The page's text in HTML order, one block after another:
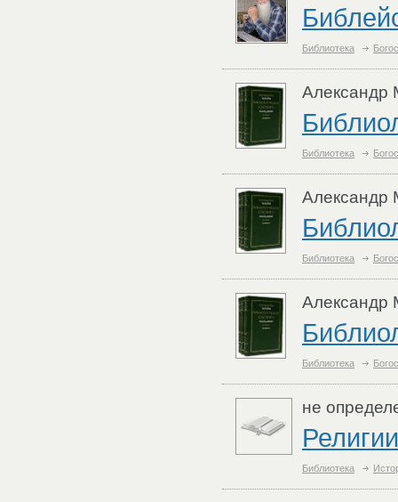
Библиотека
Александр
Библиотека
Александр
Библиотека
Александр
Библиотека
не
Библиотека